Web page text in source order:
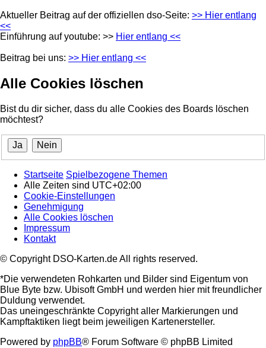
Aktueller Beitrag auf der offiziellen dso-Seite: >> Hier entlang
<<
Einführung auf youtube: >> Hier entlang <<
Beitrag bei uns: >> Hier entlang <<
Alle Cookies löschen
Bist du dir sicher, dass du alle Cookies des Boards löschen
möchtest?
Startseite Spielbezogene Themen
Alle Zeiten sind UTC+02:00
Cookie-Einstellungen
Genehmigung
Alle Cookies löschen
Impressum
Kontakt
© Copyright DSO-Karten.de All rights reserved.
*Die verwendeten Rohkarten und Bilder sind Eigentum von
Blue Byte bzw. Ubisoft GmbH und werden hier mit freundlicher
Duldung verwendet.
Das uneingeschränkte Copyright aller Markierungen und
Kampftaktiken liegt beim jeweiligen Kartenersteller.
Powered by phpBB® Forum Software © phpBB Limited